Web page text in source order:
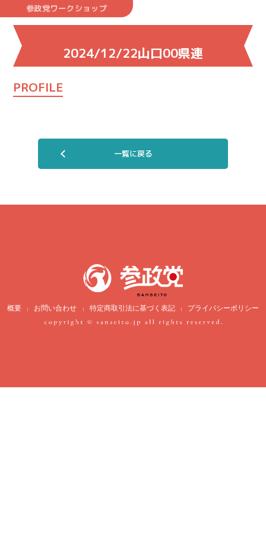
参政党ワークショップ
2024/12/22山口00県連
PROFILE
一覧に戻る
概要 | お問い合わせ | 特定商取引法に基づく表記 | プライバシーポリシー